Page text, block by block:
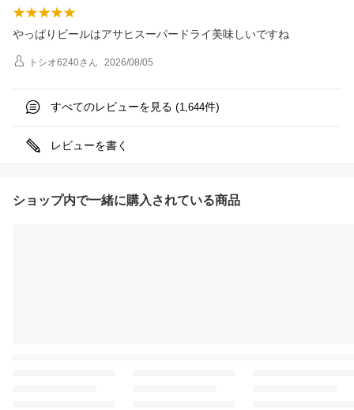
やっぱりビールはアサヒスーパードライ美味しいですね
トシオ6240さん 2026/08/05
すべてのレビューを見る (1,644件)
レビューを書く
ショップ内で一緒に購入されている商品